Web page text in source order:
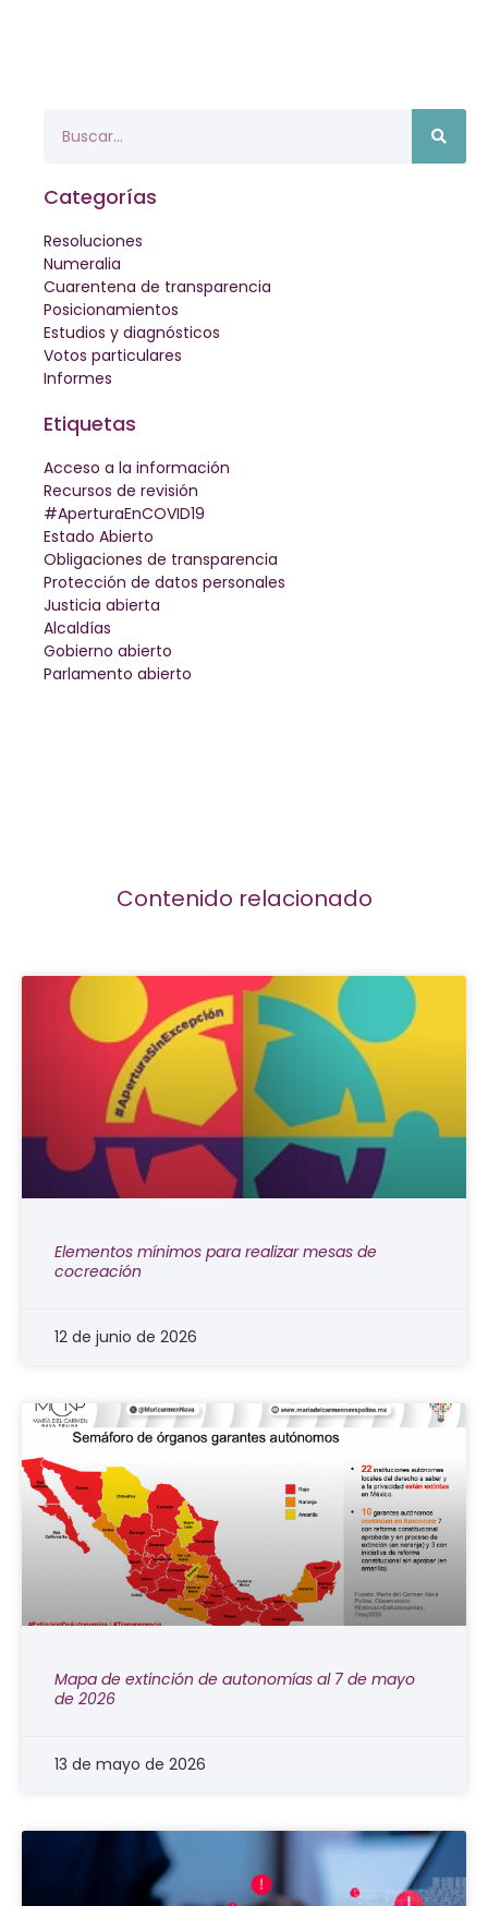
Categorías
Resoluciones
Numeralia
Cuarentena de transparencia
Posicionamientos
Estudios y diagnósticos
Votos particulares
Informes
Etiquetas
Acceso a la información
Recursos de revisión
#AperturaEnCOVID19
Estado Abierto
Obligaciones de transparencia
Protección de datos personales
Justicia abierta
Alcaldías
Gobierno abierto
Parlamento abierto
Contenido relacionado
Elementos mínimos para realizar mesas de
cocreación
12 de junio de 2026
Mapa de extinción de autonomías al 7 de mayo
de 2026
13 de mayo de 2026